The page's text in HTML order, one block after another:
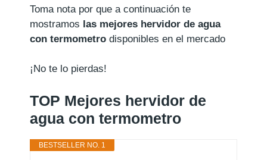
Toma nota por que a continuación te
mostramos las mejores hervidor de agua
con termometro disponibles en el mercado
¡No te lo pierdas!
TOP Mejores hervidor de
agua con termometro
BESTSELLER NO. 1